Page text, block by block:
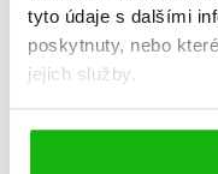
tyto údaje s dalšími
poskytnuty, nebo
jejich služby.